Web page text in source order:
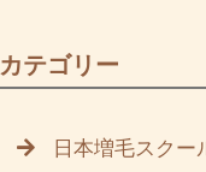
カテゴリー
日本増毛スクー